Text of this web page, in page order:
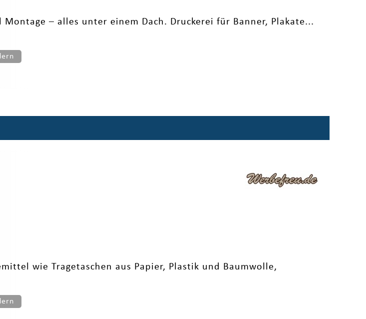
– alles unter einem Dach. Druckerei für Banner, Plakate...
wie Tragetaschen aus Papier, Plastik und Baumwolle,